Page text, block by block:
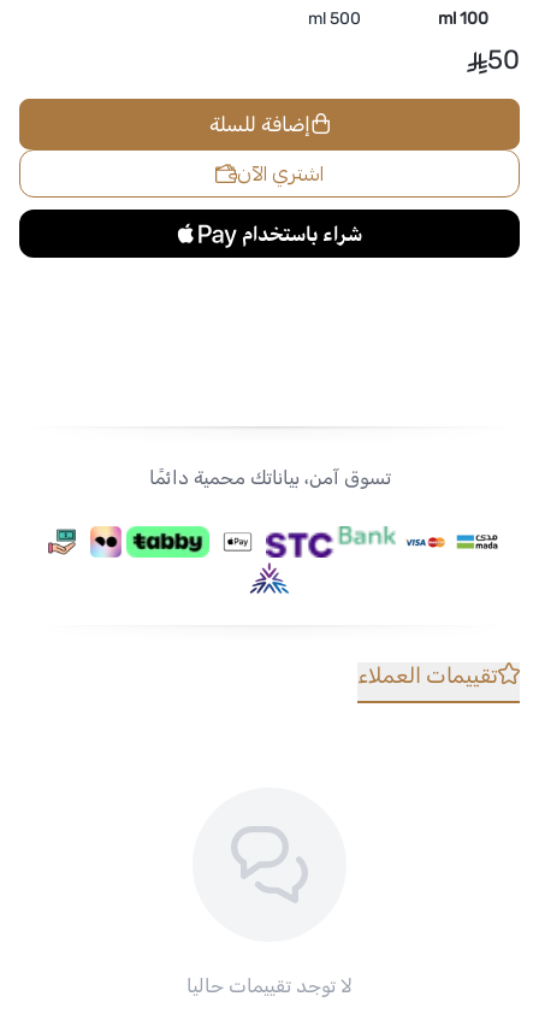
100 ml
500 ml
50
إضافة للسلة
اشتري الآن
تسوق آمن، بياناتك محمية دائمًا
تقييمات العملاء
لا توجد تقييمات حاليا